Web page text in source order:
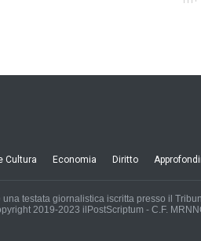
Cultura Economia Diritto
una testata giornalistica iscritta presso il
2019-2023 ilPostScriptum - C.F.